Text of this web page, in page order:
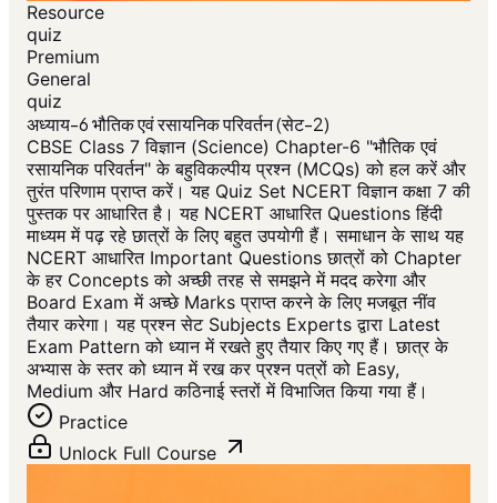
Resource
quiz
Premium
General
quiz
अध्याय-6 भौतिक एवं रसायनिक परिवर्तन (सेट-2)
CBSE Class 7 विज्ञान (Science) Chapter-6 "भौतिक एवं
रसायनिक परिवर्तन" के बहुविकल्पीय प्रश्न (MCQs) को हल करें और
तुरंत परिणाम प्राप्त करें। यह Quiz Set NCERT विज्ञान कक्षा 7 की
पुस्तक पर आधारित है। यह NCERT आधारित Questions हिंदी
माध्यम में पढ़ रहे छात्रों के लिए बहुत उपयोगी हैं। समाधान के साथ यह
NCERT आधारित Important Questions छात्रों को Chapter
के हर Concepts को अच्छी तरह से समझने में मदद करेगा और
Board Exam में अच्छे Marks प्राप्त करने के लिए मजबूत नींव
तैयार करेगा। यह प्रश्न सेट Subjects Experts द्वारा Latest
Exam Pattern को ध्यान में रखते हुए तैयार किए गए हैं। छात्र के
अभ्यास के स्तर को ध्यान में रख कर प्रश्न पत्रों को Easy,
Medium और Hard कठिनाई स्तरों में विभाजित किया गया हैं।
Practice
Unlock Full Course